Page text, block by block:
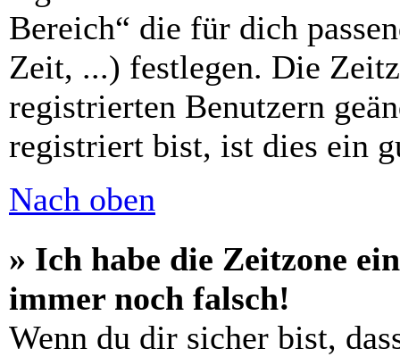
Bereich“ die für dich
Zeit, ...) festlegen. Die
registrierten Benutzern
registriert bist, ist dies ein
Nach oben
» Ich habe die Zeitzone
immer noch falsch!
Wenn du dir sicher bist,